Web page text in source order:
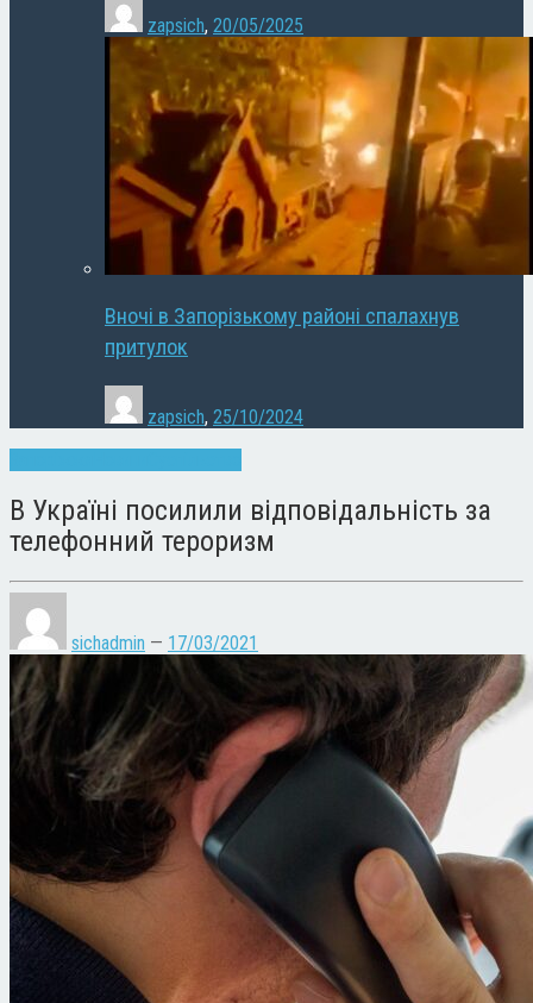
zapsich, 20/05/2025
Вночі в Запорізькому районі спалахнув
притулок
zapsich, 25/10/2024
В Україні посилили відповідальність за
телефонний тероризм
sichadmin — 17/03/2021